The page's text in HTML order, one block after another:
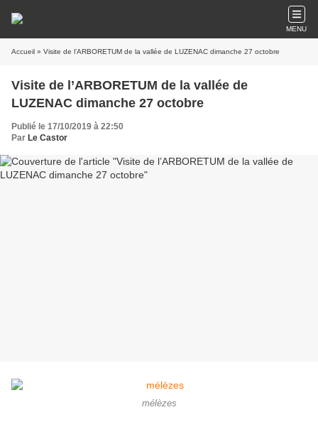
MENU
Accueil » Visite de l’ARBORETUM de la vallée de LUZENAC dimanche 27 octobre
Visite de l’ARBORETUM de la vallée de
LUZENAC dimanche 27 octobre
Publié le 17/10/2019 à 22:50
Par Le Castor
mélèzes